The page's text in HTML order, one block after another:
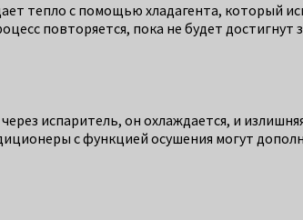
тепло с помощью хладагента, который
повторяется, пока не будет
испаритель, он охлаждается, и
с функцией осушения могут